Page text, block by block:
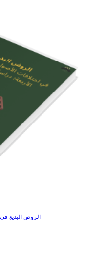
الروض البديع